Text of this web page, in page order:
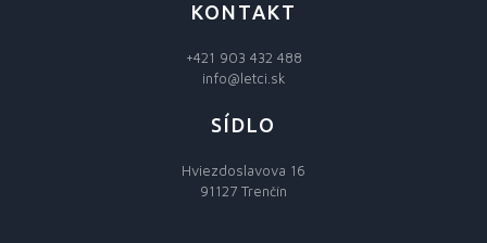
KONTAKT
+421 903 432 488
info@letci.sk
SÍDLO
Hviezdoslavova 16
91127 Trenčín